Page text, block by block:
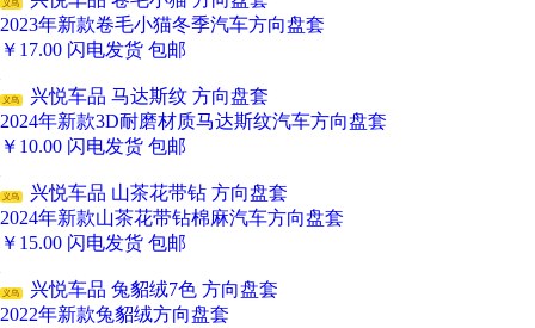
义乌
2023年新款卷毛小猫冬季汽车方向盘套
￥ 17.00 闪电发货 包邮
义乌
兴悦车品 马达斯纹 方向盘套
2024年新款3D耐磨材质马达斯纹汽车方向盘套
￥ 10.00 闪电发货 包邮
义乌
兴悦车品 山茶花带钻 方向盘套
2024年新款山茶花带钻棉麻汽车方向盘套
￥ 15.00 闪电发货 包邮
义乌
兴悦车品 兔貂绒7色 方向盘套
2022年新款兔貂绒方向盘套